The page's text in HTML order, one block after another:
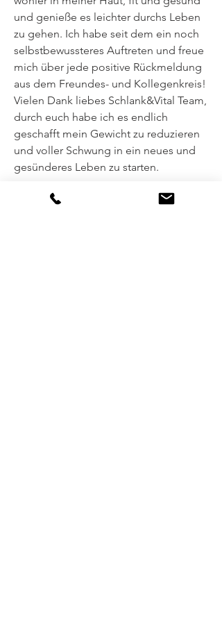
und genieße es leichter durchs Leben
zu gehen. Ich habe seit dem ein noch
selbstbewussteres Auftreten und freue
mich über jede positive Rückmeldung
aus dem Freundes- und Kollegenkreis!
Vielen Dank liebes Schlank&Vital Team,
durch euch habe ich es endlich
geschafft mein Gewicht zu reduzieren
und voller Schwung in ein neues und
gesünderes Leben zu starten.